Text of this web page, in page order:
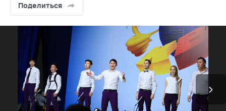
Поделиться